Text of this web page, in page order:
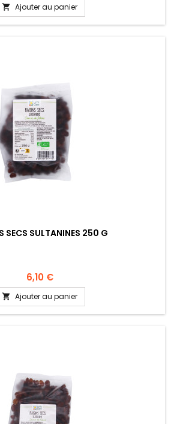
 Ajouter au panier
SECS SULTANINES 250 G
6,10 €
 Ajouter au panier